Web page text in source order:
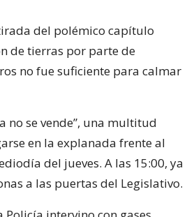
del polémico capítulo
de tierras por parte de
no fue suficiente para calmar
no se vende”, una multitud
en la explanada frente al
del jueves. A las 15:00, ya
a las puertas del Legislativo.